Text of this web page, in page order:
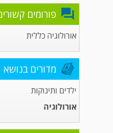
פורומים
אורולוגיה כללית
מדורים בנושא
ילדים ותינוקות
אורולוגיה